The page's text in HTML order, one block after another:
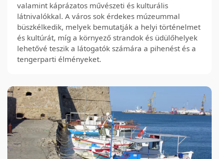
valamint káprázatos művészeti és kulturális
látnivalókkal. A város sok érdekes múzeummal
büszkélkedik, melyek bemutatják a helyi történelmet
és kultúrát, míg a környező strandok és üdülőhelyek
lehetővé teszik a látogatók számára a pihenést és a
tengerparti élményeket.